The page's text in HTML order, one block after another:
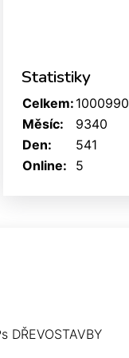
Statistiky
Online: 5
Celkem: 1000990
Měsíc:
9340
Den:
541
DŘEVOSTAVBY